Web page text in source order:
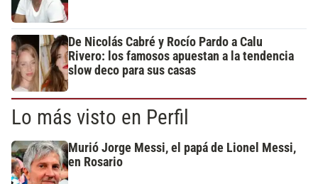
De Nicolás Cabré y Rocío Pardo a Calu
Rivero: los famosos apuestan a la tendencia
slow deco para sus casas
Lo más visto en Perfil
Murió Jorge Messi, el papá de Lionel Messi,
en Rosario